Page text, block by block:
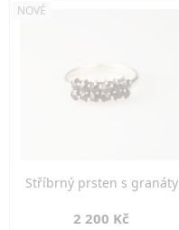
NOVÉ
Stříbrný prsten s granáty
2 200 Kč